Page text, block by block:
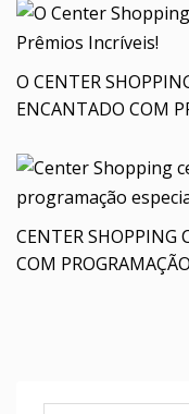
O CENTER
ENCANTADO COM
CENTER SHOPPING
COM